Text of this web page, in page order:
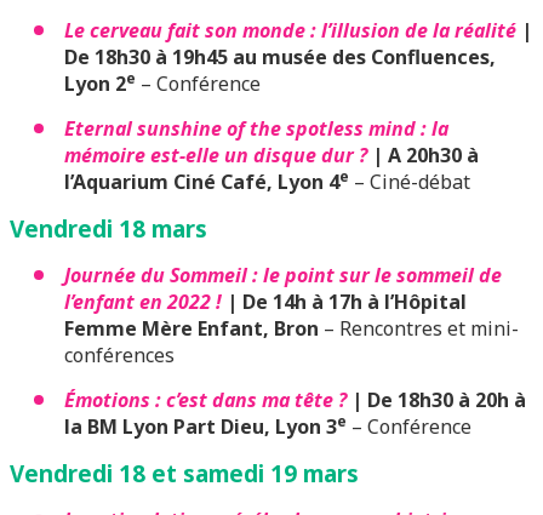
Le cerveau fait son monde : l’illusion de la réalité |
De 18h30 à 19h45 au musée des Confluences,
Lyon 2e – Conférence
Eternal sunshine of the spotless mind : la
mémoire est-elle un disque dur ?| A 20h30 à
l’Aquarium Ciné Café, Lyon 4e – Ciné-débat
Vendredi 18 mars
Journée du Sommeil : le point sur le sommeil de
l’enfant en 2022 ! | De 14h à 17h à l’Hôpital
Femme Mère Enfant, Bron – Rencontres et mini-
conférences
Émotions : c’est dans ma tête ? | De 18h30 à 20h à
la BM Lyon Part Dieu, Lyon 3e – Conférence
Vendredi 18 et samedi 19 mars